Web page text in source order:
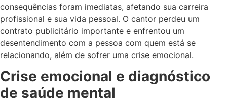
consequências foram imediatas, afetando sua carreira
profissional e sua vida pessoal. O cantor perdeu um
contrato publicitário importante e enfrentou um
desentendimento com a pessoa com quem está se
relacionando, além de sofrer uma crise emocional.
Crise emocional e diagnóstico
de saúde mental